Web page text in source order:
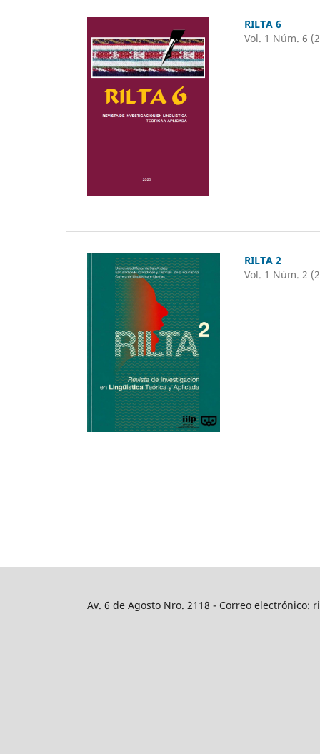
RILTA 6
Vol. 1 Núm. 6
RILTA 2
Vol. 1 Núm. 2
Av. 6 de Agosto Nro. 2118 - Correo electrónico: